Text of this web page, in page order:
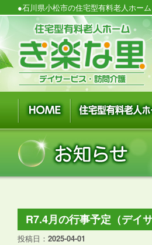
●石川県小松市の住宅型有料老人ホー
R7.4月の行事予定（デイ
投稿日： 2025-04-01